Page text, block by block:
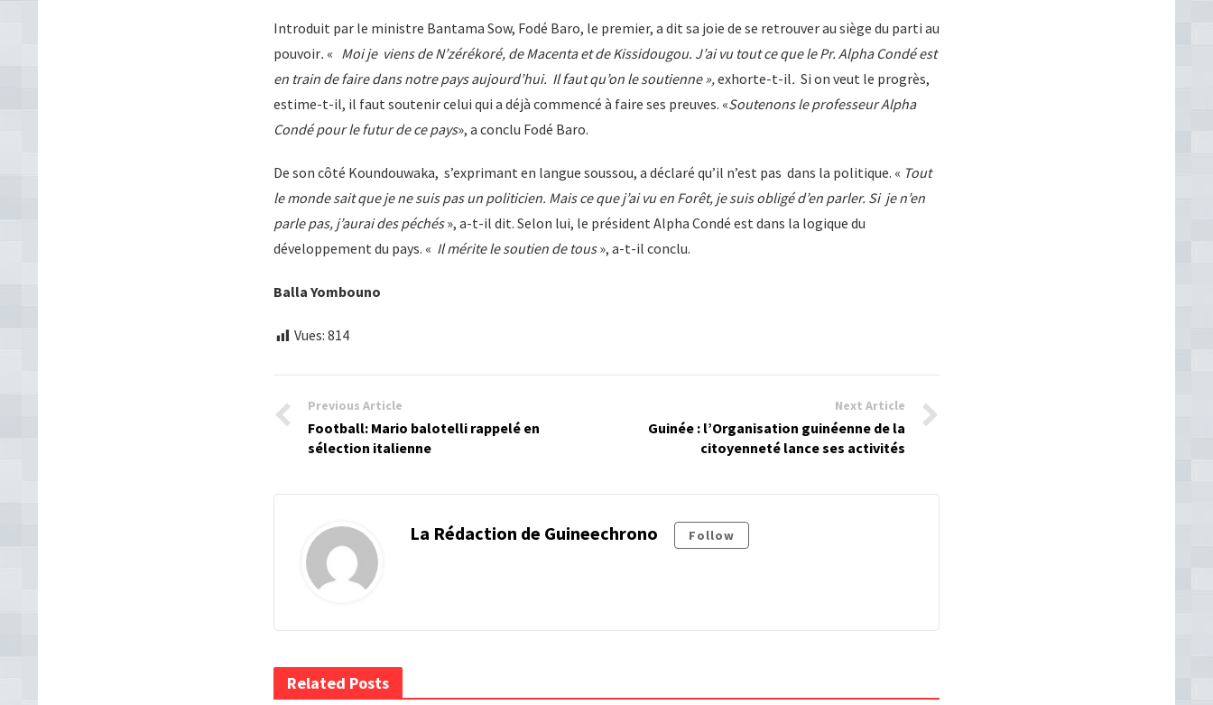
Introduit par le ministre Bantama Sow, Fodé Baro, le premier, a dit sa joie de se retrouver au siège du parti au
pouvoir. « Moi je viens de N’zérékoré, de Macenta et de Kissidougou. J’ai vu tout ce que le Pr. Alpha Condé est
en train de faire dans notre pays aujourd’hui. Il faut qu’on le soutienne »,exhorte-t-il. Si on veut le progrès,
estime-t-il, il faut soutenir celui qui a déjà commencé à faire ses preuves. «Soutenons le professeur Alpha
Condé pour le futur de ce pays», a conclu Fodé Baro.
De son côté Koundouwaka, s’exprimant en langue soussou, a déclaré qu’il n’est pas dans la politique. « Tout
le monde sait que je ne suis pas un politicien. Mais ce que j’ai vu en Forêt, je suis obligé d’en parler. Si je n’en
parle pas, j’aurai des péchés», a-t-il dit. Selon lui, le président Alpha Condé est dans la logique du
développement du pays. « Il mérite le soutien de tous», a-t-il conclu.
Balla Yombouno
Vues: 814
Previous Article
Football: Mario balotelli rappelé en
sélection italienne
Next Article
Guinée : l’Organisation guinéenne de la
citoyenneté lance ses activités
La Rédaction de Guineechrono Follow
Related Posts